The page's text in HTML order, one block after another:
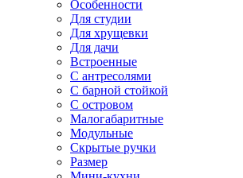
Особенности
Для студии
Для хрущевки
Для дачи
Встроенные
С антресолями
С барной стойкой
С островом
Малогабаритные
Модульные
Скрытые ручки
Размер